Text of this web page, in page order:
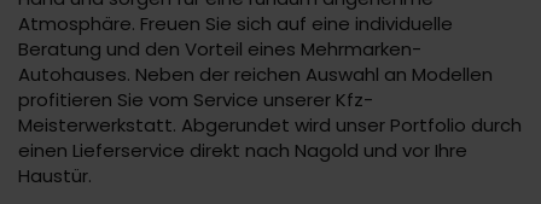
Atmosphäre. Freuen Sie sich auf eine individuelle
Beratung und den Vorteil eines Mehrmarken-
Autohauses. Neben der reichen Auswahl an Modellen
profitieren Sie vom Service unserer Kfz-
Meisterwerkstatt. Abgerundet wird unser Portfolio durch
einen Lieferservice direkt nach Nagold und vor Ihre
Haustür.